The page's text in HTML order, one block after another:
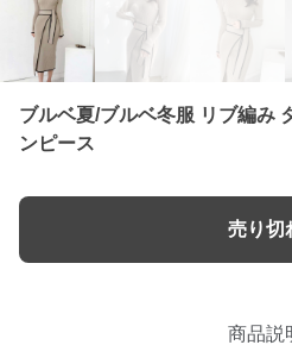
ブルベ夏/ブルベ冬服 リブ編み
ンピース
売り切
商品説